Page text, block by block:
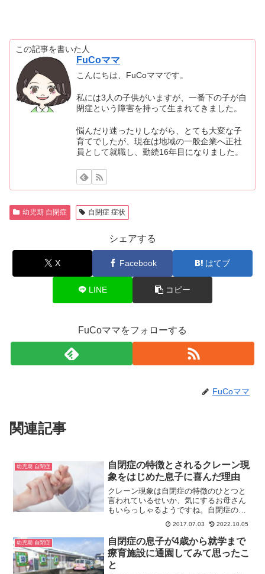
この記事を書いた人
FuCoママ
こんにちは、FuCoママです。
私には3人の子供がいますが、一番下の子が自
閉症という障害を持って生まれてきました。
悩んだり迷ったりしながら、とても大変な子
育てでしたが、現在は地域の一般企業へ正社
員として就職し、勤続16年目になりました。
幼児期 自閉症 自閉症 症状
シェアする
X Facebook はてブ
LINE コピー
FuCoママをフォローする
FuCoママ
関連記事
幼児期 自閉症
自閉症の特徴とされるクレーン現
象をはじめた息子に喜んだ理由
クレーン現象は自閉症の特徴のひとつと
言われているせいか、気にするお母さん
もいらっしゃるようですね。自閉症の息
子も幼少期にクレーン現象がありました
が、むしろ喜んだくらいです。なぜ喜ん
だのかその理由や、クレーン現象につい
てお話しします。
2017.07.03 2022.10.05
幼児期 自閉症
自閉症の息子が4歳から就学まで
療育施設に通園してみて思ったこ
と